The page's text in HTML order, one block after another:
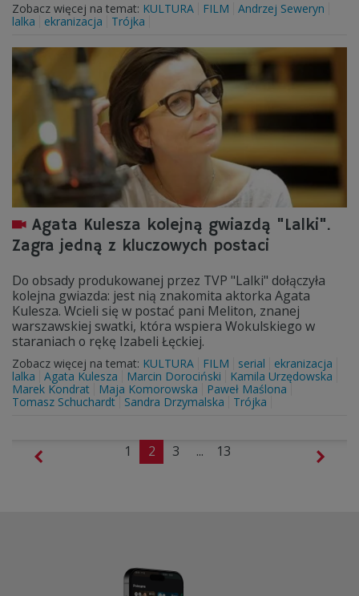
Zobacz więcej na temat: KULTURA FILM
Andrzej Seweryn
lalka
ekranizacja Trójka
Agata Kulesza kolejną gwiazdą "Lalki".
Zagra jedną z kluczowych postaci
Do obsady produkowanej przez TVP "Lalki" dołączyła
kolejna gwiazda: jest nią znakomita aktorka Agata
Kulesza. Wcieli się w postać pani Meliton, znanej
warszawskiej swatki, która wspiera Wokulskiego w
staraniach o rękę Izabeli Łęckiej.
Zobacz więcej na temat: KULTURA FILM serial
ekranizacja
lalka
Agata Kulesza Marcin Dorociński
Kamila Urzędowska
Marek Kondrat
Maja Komorowska
Paweł Maślona
Tomasz Schuchardt
Sandra Drzymalska Trójka
1 2 3 ... 13